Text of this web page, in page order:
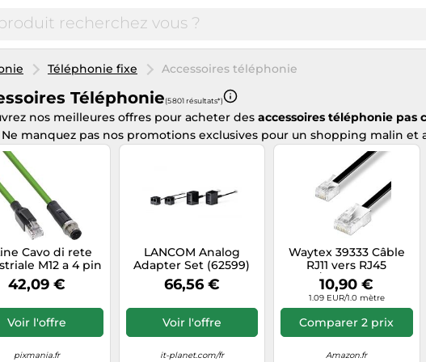
Téléphonie fixe Accessoires téléphonie
Téléphonie(5 801 résultats*)
nos meilleures offres pour acheter des accessoires téléphonie pas
Ne manquez pas nos promotions exclusives pour un shopping malin et
Cavo di rete
M12 a 4 pin
codice D a RJ45
PUR 2m
42,09 €
Voir l'offre
pixmania.fr
LANCOM Analog
Adapter Set (62599)
Nouveau
66,56 €
Voir l'offre
it-planet.com/fr
Waytex 39333 Câble
RJ11 vers RJ45
mâle/mâle longueur
10m Câble
téléphonique plat
pour Modem Routeur
Box ADSL Internet
10,90 €
1.09 EUR/1.0 mètre
Comparer 2 prix
Amazon.fr